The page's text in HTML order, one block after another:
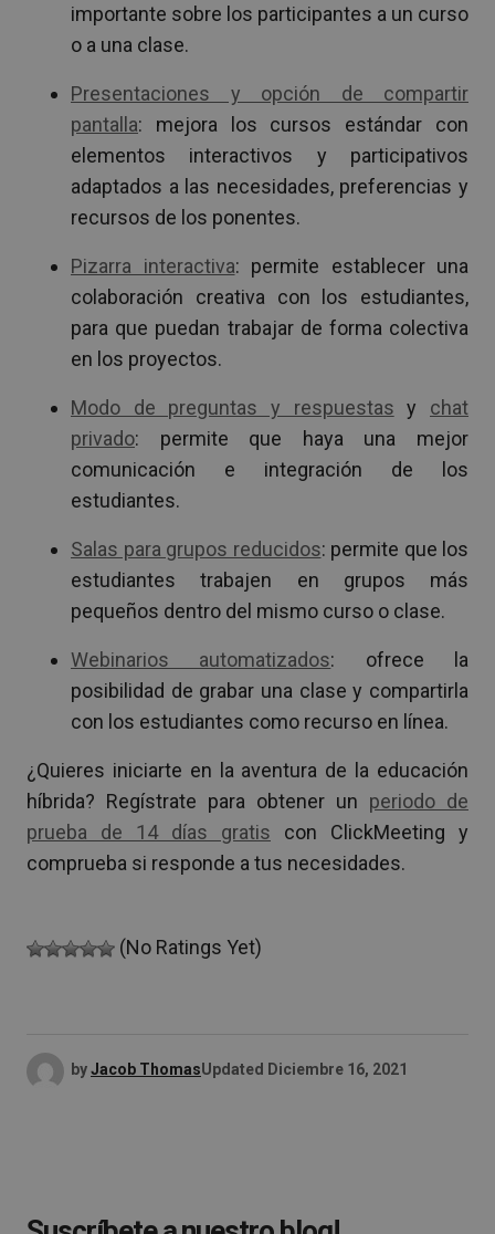
importante sobre los participantes a un curso
o a una clase.
Presentaciones y opción de compartir
pantalla: mejora los cursos estándar con
elementos interactivos y participativos
adaptados a las necesidades, preferencias y
recursos de los ponentes.
Pizarra interactiva: permite establecer una
colaboración creativa con los estudiantes,
para que puedan trabajar de forma colectiva
en los proyectos.
Modo de preguntas y respuestas y chat
privado: permite que haya una mejor
comunicación e integración de los
estudiantes.
Salas para grupos reducidos: permite que los
estudiantes trabajen en grupos más
pequeños dentro del mismo curso o clase.
Webinarios automatizados: ofrece la
posibilidad de grabar una clase y compartirla
con los estudiantes como recurso en línea.
¿Quieres iniciarte en la aventura de la educación
híbrida? Regístrate para obtener un periodo de
prueba de 14 días gratis con ClickMeeting y
comprueba si responde a tus necesidades.
(No Ratings Yet)
byJacob ThomasUpdated Diciembre 16, 2021